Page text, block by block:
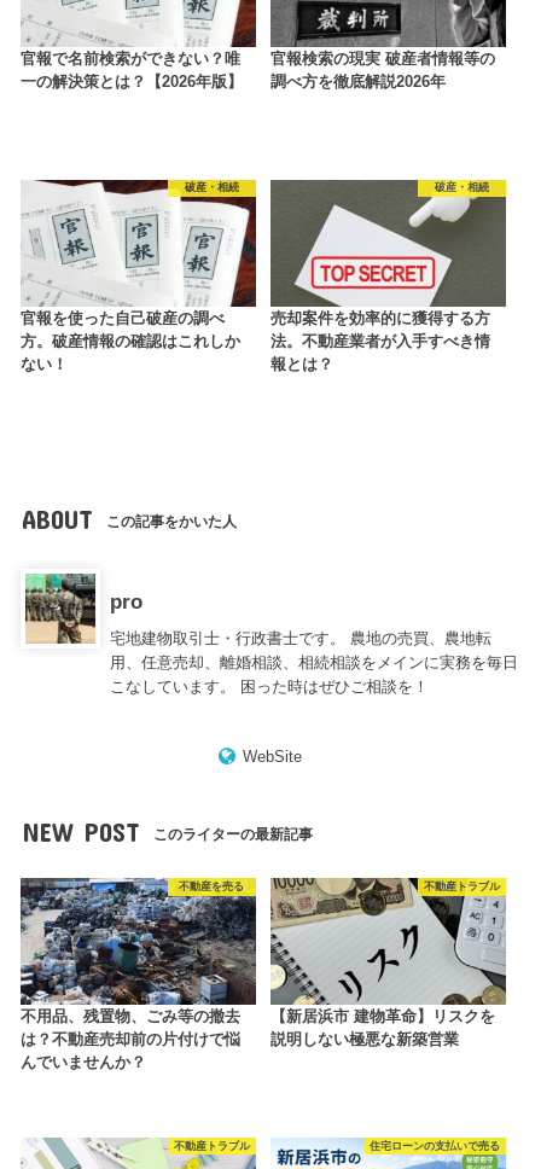
官報で名前検索ができない？唯
一の解決策とは？【2026年版】
官報検索の現実 破産者情報等の
調べ方を徹底解説2026年
破産・相続
官報を使った自己破産の調べ
方。破産情報の確認はこれしか
ない！
破産・相続
売却案件を効率的に獲得する方
法。不動産業者が入手すべき情
報とは？
ABOUT この記事をかいた人
pro
宅地建物取引士・行政書士です。 農地の売買、農地転
用、任意売却、離婚相談、相続相談をメインに実務を毎日
こなしています。 困った時はぜひご相談を！
WebSite
NEW POST このライターの最新記事
不動産を売る
不用品、残置物、ごみ等の撤去
は？不動産売却前の片付けで悩
んでいませんか？
不動産トラブル
【新居浜市 建物革命】リスクを
説明しない極悪な新築営業
不動産トラブル 住宅ローンの支払いで売る